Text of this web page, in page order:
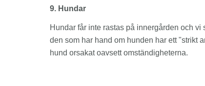
9. Hundar
Hundar får inte rastas på innergården och
den som har hand om hunden har ett "strikt
hund orsakat oavsett omständigheterna.